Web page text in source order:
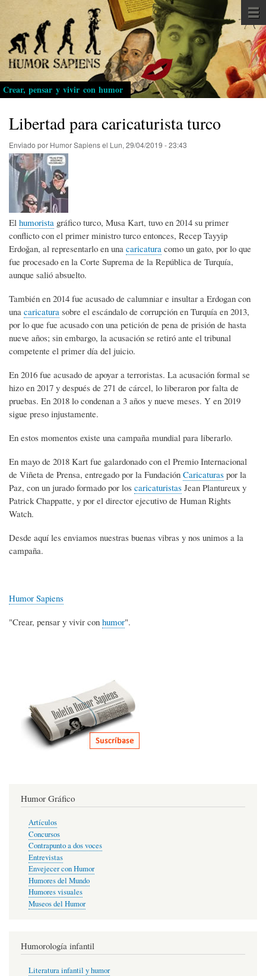
Pasar
al
contenido
principal
Crear, pensar y vivir con humor
Libertad para caricaturista turco
Enviado por Humor Sapiensel Lun, 29/04/2019 - 23:43
El humorista gráfico turco, Musa Kart, tuvo en 2014 su primer
conflicto con el primer ministro turco entonces, Recep Tayyip
Erdoğan, al representarlo en una caricatura como un gato, por lo que
fue procesado en la Corte Suprema de la República de Turquía,
aunque salió absuelto.
También en 2014 fue acusado de calumniar e insultar a Erdogan con
una caricatura sobre el escándalo de corrupción en Turquía en 2013,
por lo que fue acusado con una petición de pena de prisión de hasta
nueve años; sin embargo, la acusación se retiró ante el tribunal
competente el primer día del juicio.
En 2016 fue acusado de apoyar a terroristas. La acusación formal se
hizo en 2017 y después de 271 de cárcel, lo liberaron por falta de
pruebas. En 2018 lo condenan a 3 años y nueve meses. Y en 2019
sigue preso injustamente.
En estos momentos existe una campaña mundial para liberarlo.
En mayo de 2018 Kart fue galardonado con el Premio Internacional
de Viñeta de Prensa, entregado por la Fundación Caricaturas por la
Paz, con un jurado formado por los caricaturistas Jean Plantureux y
Patrick Chappatte, y por el director ejecutivo de Human Rights
Watch.
Desde aquí les enviamos nuestras buenas vibras y nos unimos a la
campaña.
Humor Sapiens
"Crear, pensar y vivir con humor".
Humor Gráfico
Artículos
Concursos
Contrapunto a dos voces
Entrevistas
Envejecer con Humor
Humores del Mundo
Humores visuales
Museos del Humor
Humorología infantil
Literatura infantil y humor